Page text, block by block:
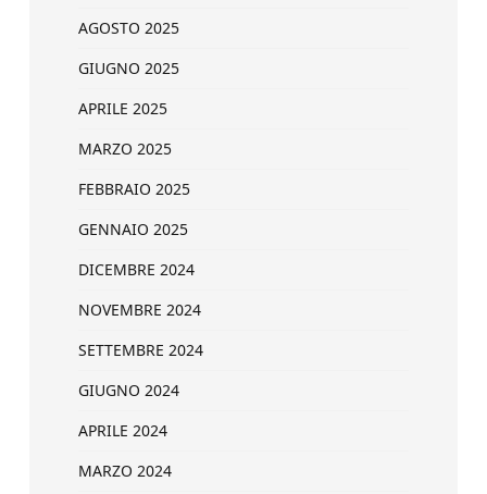
AGOSTO 2025
GIUGNO 2025
APRILE 2025
MARZO 2025
FEBBRAIO 2025
GENNAIO 2025
DICEMBRE 2024
NOVEMBRE 2024
SETTEMBRE 2024
GIUGNO 2024
APRILE 2024
MARZO 2024